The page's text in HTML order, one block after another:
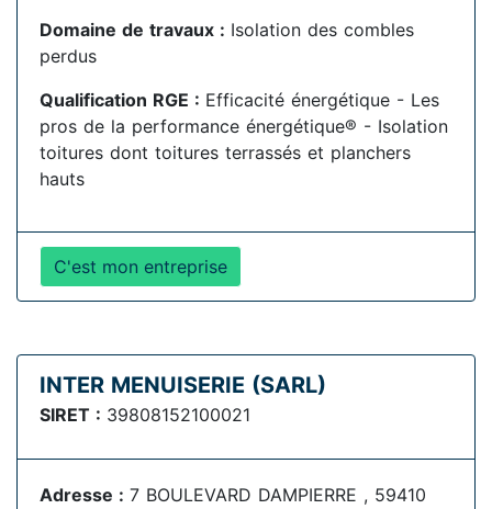
Domaine de travaux : Isolation des combles
perdus
Qualification RGE : Efficacité énergétique - Les
pros de la performance énergétique® - Isolation
toitures dont toitures terrassés et planchers
hauts
C'est mon entreprise
INTER MENUISERIE (SARL)
SIRET : 39808152100021
Adresse : 7 BOULEVARD DAMPIERRE , 59410